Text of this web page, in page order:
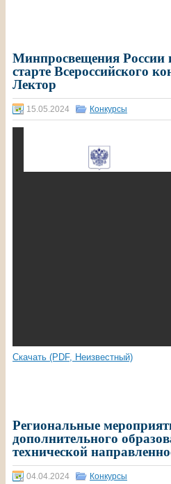
Минпросвещения России
старте Всероссийского
Лектор
15.05.2024 Конкурсы
Скачать (PDF, Неизвестный)
Региональные
дополнительного
технической
04.04.2024 Конкурсы